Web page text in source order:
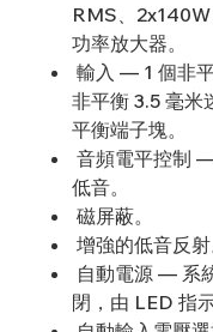
RMS、
功率放大器。
輸入 — 1 個非
非平衡 3.5 毫米
平衡端子塊。
音頻電平控制
低音。
磁屏蔽。
增強的低音反射
自動電源 — 系
閉，由 LED 指示